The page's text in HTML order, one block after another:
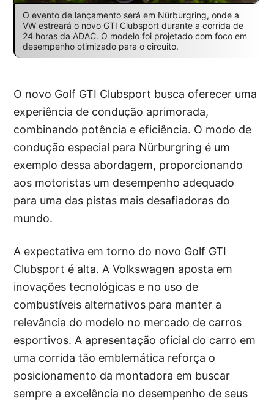
O evento de lançamento será em Nürburgring, onde a
VW estreará o novo GTI Clubsport durante a corrida de
24 horas da ADAC. O modelo foi projetado com foco em
desempenho otimizado para o circuito.
O novo Golf GTI Clubsport busca oferecer uma
experiência de condução aprimorada,
combinando potência e eficiência. O modo de
condução especial para Nürburgring é um
exemplo dessa abordagem, proporcionando
aos motoristas um desempenho adequado
para uma das pistas mais desafiadoras do
mundo.
A expectativa em torno do novo Golf GTI
Clubsport é alta. A Volkswagen aposta em
inovações tecnológicas e no uso de
combustíveis alternativos para manter a
relevância do modelo no mercado de carros
esportivos. A apresentação oficial do carro em
uma corrida tão emblemática reforça o
posicionamento da montadora em buscar
sempre a excelência no desempenho de seus